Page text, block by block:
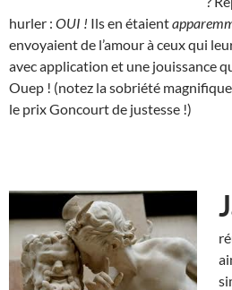
hurler : OUI ! Ils en étaient
envoyaient de l’amour à ceux qui
avec application et une jouissance
Ouep ! (notez la sobriété
le prix Goncourt de justesse !)
J